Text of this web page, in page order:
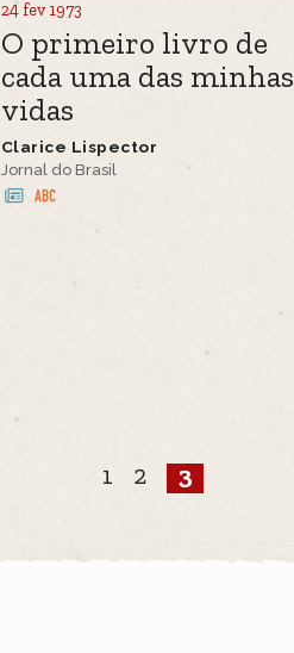
24 fev 1973
O primeiro livro de
cada uma das minhas
vidas
Clarice Lispector
Jornal do Brasil
1 2 3